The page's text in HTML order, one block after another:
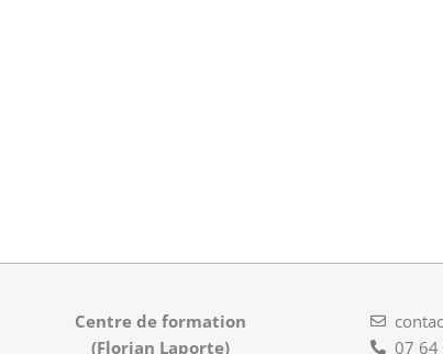
Centre de formation
(Florian Laporte)
07 64